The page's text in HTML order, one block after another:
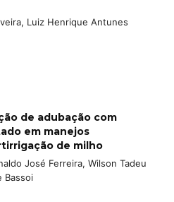
Luiz Henrique Antunes
de adubação com
em manejos
de milho
José Ferreira, Wilson Tadeu
Bassoi